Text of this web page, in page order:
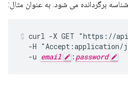
برگردانده می شود. به عنوان مثال:
curl -X GET "https://
-H "Accept:application/
  -u
email : password